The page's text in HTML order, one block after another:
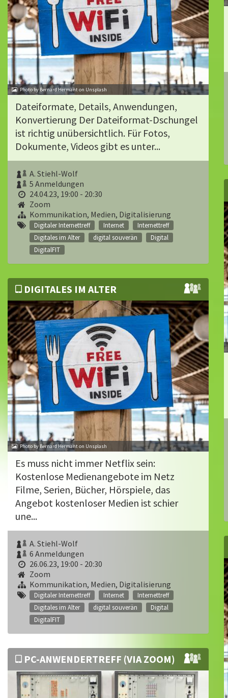
Photo by Bernard Hermant on Unsplash
Dateiformate, Details, Anwendungen,
Konvertierung Der Dateiformat-Dschungel
ist richtig unübersichtlich. Für Fotos,
Dokumente, Videos gibt es unter...
A. Stiehl-Wolf
5 Anmeldungen
24.04.23, 19:00 - 20:30
Zoom
Kommunikation, Medien, Digitalisierung
Digitaler Internettreff Internet
Internettreff
Digitales im Alter
digital souverän
Digital
DigitalFIT
DIGITALES IM ALTER
Photo by Bernard Hermant on Unsplash
Es muss nicht immer Netflix sein:
Kostenlose Medienangebote im Netz
Filme, Serien, Bücher, Hörspiele, das
Angebot kostenloser Medien ist schier
une...
A. Stiehl-Wolf
6 Anmeldungen
26.06.23, 19:00 - 20:30
Zoom
Kommunikation, Medien, Digitalisierung
Digitaler Internettreff Internet
Internettreff
Digitales im Alter
digital souverän
Digital
DigitalFIT
PC-ANWENDERTREFF (VIA ZOOM)